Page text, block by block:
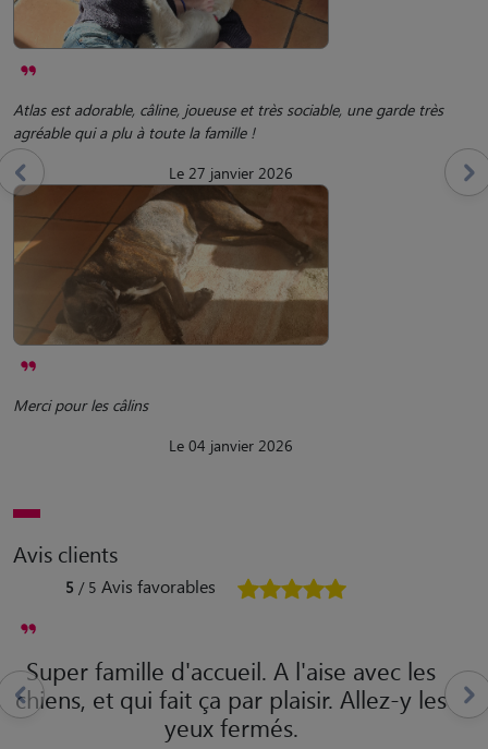
Atlas est adorable, câline, joueuse et très sociable, une garde très
agréable qui a plu à toute la famille !
Le 27 janvier 2026
Merci pour les câlins
Le 04 janvier 2026
Avis clients
5 / 5 Avis favorables
Super famille d'accueil. A l'aise avec les
chiens, et qui fait ça par plaisir. Allez-y les
yeux fermés.